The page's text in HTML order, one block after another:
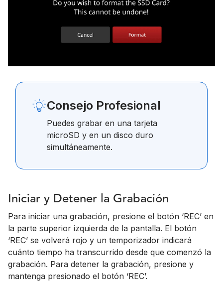
Consejo Profesional
Puedes grabar en una tarjeta
microSD y en un disco duro
simultáneamente.
Iniciar y Detener la Grabación
Para iniciar una grabación, presione el botón ‘REC’ en
la parte superior izquierda de la pantalla. El botón
‘REC’ se volverá rojo y un temporizador indicará
cuánto tiempo ha transcurrido desde que comenzó la
grabación. Para detener la grabación, presione y
mantenga presionado el botón ‘REC’.